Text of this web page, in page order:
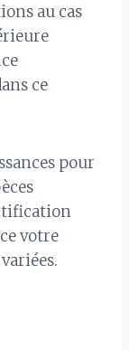
au cas
ce
pour
votre